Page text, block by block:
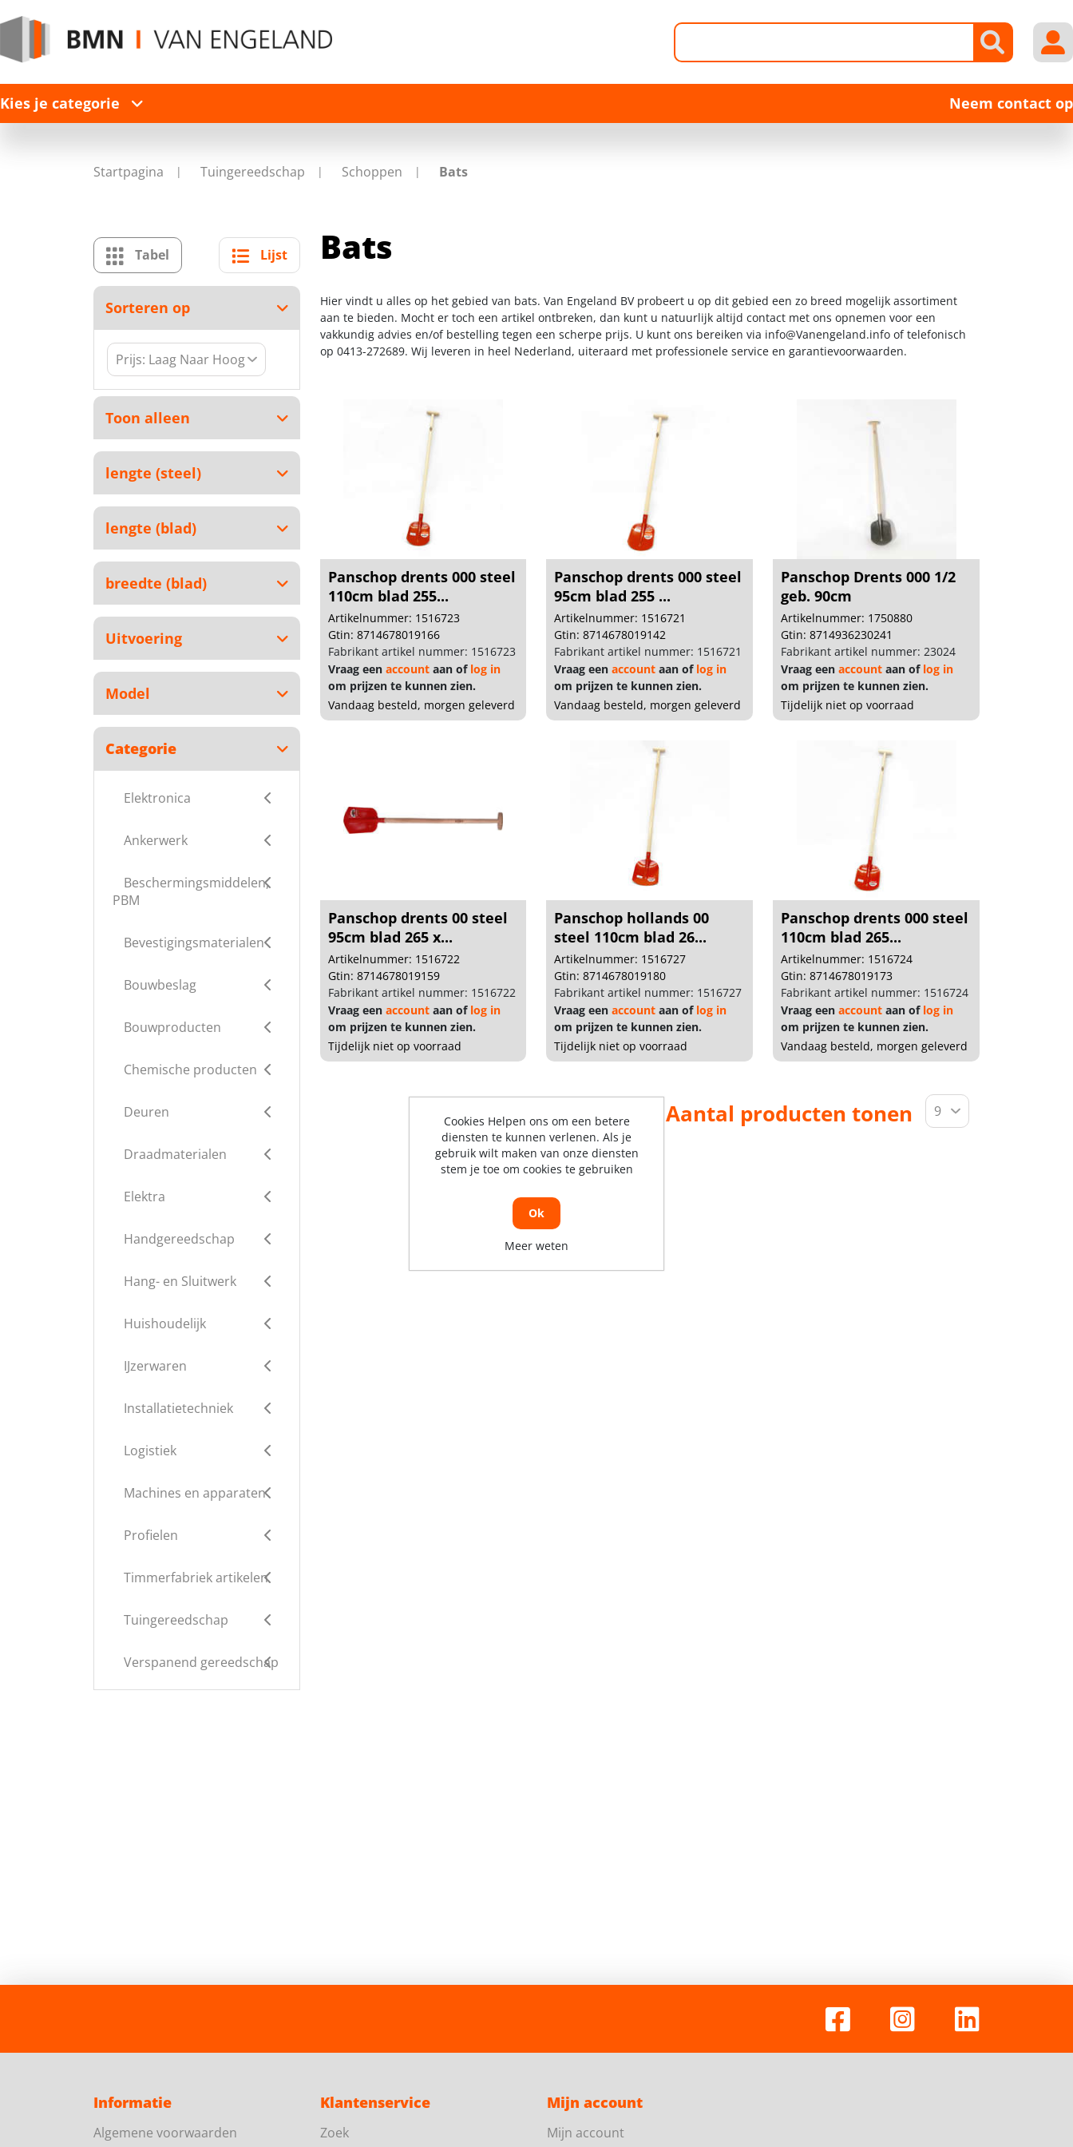
Kies je categorie Neem contact op
Startpagina Tuingereedschap Schoppen Bats
Tabel Lijst
Sorteren op
Toon alleen
lengte (steel)
lengte (blad)
breedte (blad)
Uitvoering
Model
Categorie
Elektronica
Ankerwerk
Beschermingsmiddelen,
PBM
Bevestigingsmaterialen
Bouwbeslag
Bouwproducten
Chemische producten
Deuren
Draadmaterialen
Elektra
Handgereedschap
Hang- en Sluitwerk
Huishoudelijk
IJzerwaren
Installatietechniek
Logistiek
Machines en apparaten
Profielen
Timmerfabriek artikelen
Tuingereedschap
Verspanend gereedschap
Bats
Hier vindt u alles op het gebied van bats. Van Engeland BV probeert u op dit gebied een zo breed mogelijk assortiment
aan te bieden. Mocht er toch een artikel ontbreken, dan kunt u natuurlijk altijd contact met ons opnemen voor een
vakkundig advies en/of bestelling tegen een scherpe prijs. U kunt ons bereiken via info@Vanengeland.infoof telefonisch
op 0413-272689. Wij leveren in heel Nederland, uiteraard met professionele service en garantievoorwaarden.
Panschop drents 000 steel
110cm blad 255...
Artikelnummer: 1516723
Gtin: 8714678019166
Fabrikant artikel nummer: 1516723
Vraag een accountaan of log in
om prijzen te kunnen zien.
Vandaag besteld, morgen geleverd
Panschop drents 000 steel
95cm blad 255 ...
Artikelnummer: 1516721
Gtin: 8714678019142
Fabrikant artikel nummer: 1516721
Vraag eenaccount aan of log in
om prijzen te kunnen zien.
Vandaag besteld, morgen geleverd
Panschop Drents 000 1/2
geb. 90cm
Artikelnummer: 1750880
Gtin: 8714936230241
Fabrikant artikel nummer: 23024
Vraag eenaccount aan of log in
om prijzen te kunnen zien.
Tijdelijk niet op voorraad
Panschop drents 00 steel
95cm blad 265 x...
Artikelnummer: 1516722
Gtin: 8714678019159
Fabrikant artikel nummer: 1516722
Vraag een accountaan of log in
om prijzen te kunnen zien.
Tijdelijk niet op voorraad
Panschop hollands 00
steel 110cm blad 26...
Artikelnummer: 1516727
Gtin: 8714678019180
Fabrikant artikel nummer: 1516727
Vraag eenaccount aan of log in
om prijzen te kunnen zien.
Tijdelijk niet op voorraad
Panschop drents 000 steel
110cm blad 265...
Artikelnummer: 1516724
Gtin: 8714678019173
Fabrikant artikel nummer: 1516724
Vraag eenaccount aan of log in
om prijzen te kunnen zien.
Vandaag besteld, morgen geleverd
Aantal producten tonen
Informatie
Algemene voorwaarden
Klantenservice
Zoek
Mijn account
Mijn account
Cookies Helpen ons om een betere
diensten te kunnen verlenen. Als je
gebruik wilt maken van onze diensten
stem je toe om cookies te gebruiken
Ok
Meer weten